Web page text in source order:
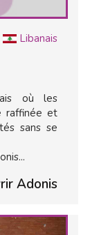
Libanais
où les
raffinée et
sans se
Adonis